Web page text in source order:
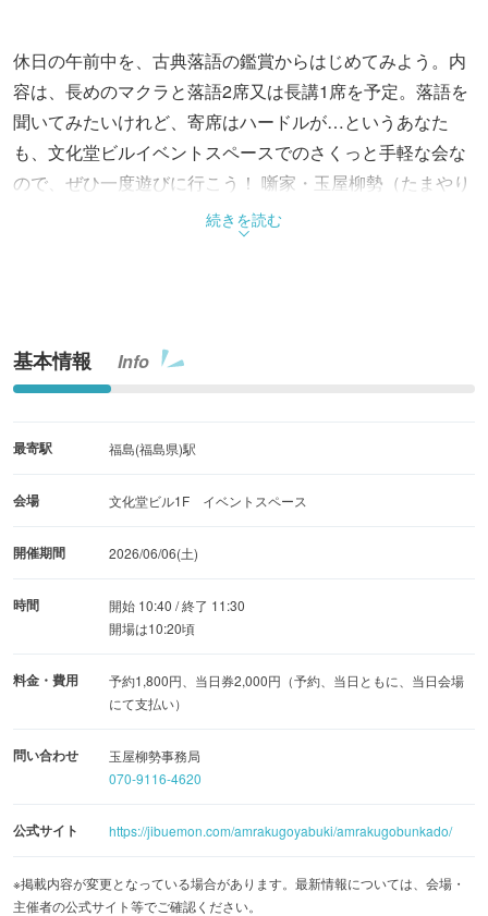
休日の午前中を、古典落語の鑑賞からはじめてみよう。内
容は、長めのマクラと落語2席又は長講1席を予定。落語を
聞いてみたいけれど、寄席はハードルが…というあなた
も、文化堂ビルイベントスペースでのさくっと手軽な会な
ので、ぜひ一度遊びに行こう！ 噺家・玉屋柳勢（たまやり
ゅうせい）による古典落語を間近で観られる。当日予約な
しでも入場可。ふらっと行ってみよう。 ※未就学児入場
続きを読む
基本情報 Info
最寄駅 福島(福島県)駅
会場 文化堂ビル1F イベントスペース
開催期間 2026/06/06(土)
時間
開始 10:40 / 終了 11:30
開場は10:20頃
料金・費用
予約1,800円、当日券2,000円（予約、当日ともに、当日会場
にて支払い）
問い合わせ
玉屋柳勢事務局
070-9116-4620
公式サイト https://jibuemon.com/amrakugoyabuki/amrakugobunkado/
※掲載内容が変更となっている場合があります。最新情報については、会場・
主催者の公式サイト等でご確認ください。